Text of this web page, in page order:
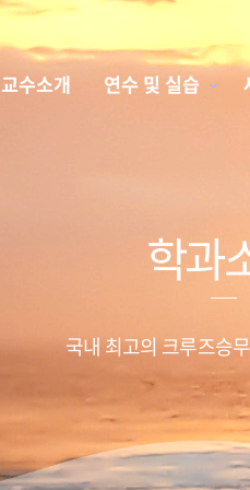
학과
국내 최고의 크루즈승
교수소개 연수 및 실습